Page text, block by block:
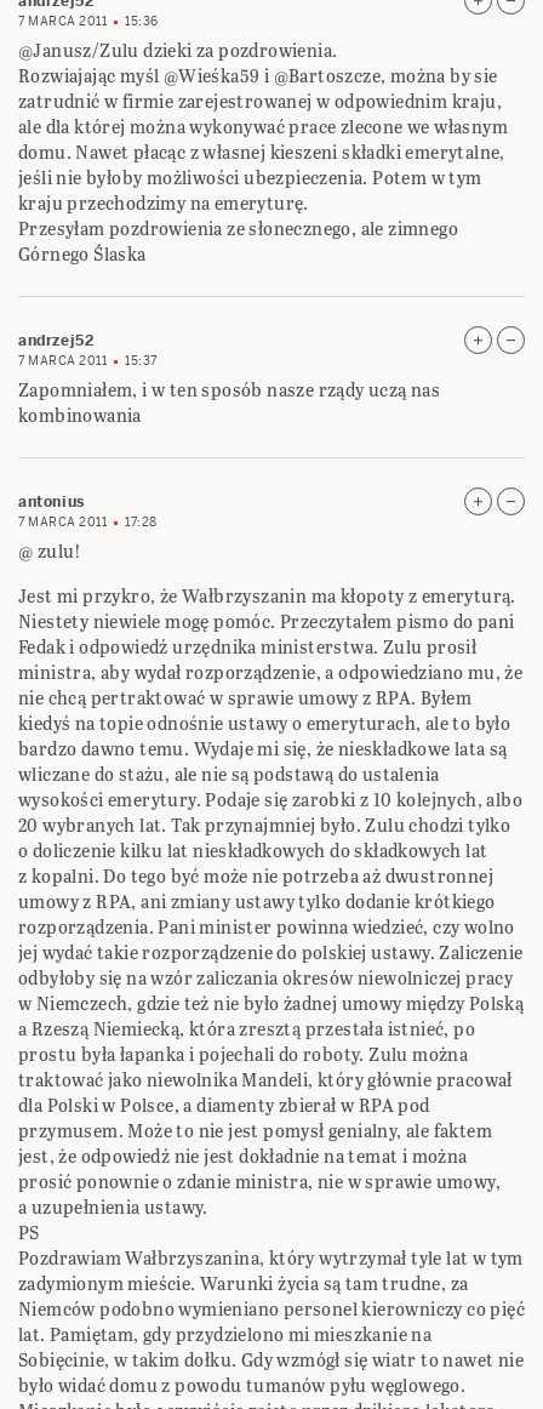
7 MARCA 2011 15:36
@Janusz/Zulu dzieki za pozdrowienia.
Rozwiajając myśl @Wieśka59 i @Bartoszcze, można by sie
zatrudnić w firmie zarejestrowanej w odpowiednim kraju,
ale dla której można wykonywać prace zlecone we własnym
domu. Nawet płacąc z własnej kieszeni składki emerytalne,
jeśli nie byłoby możliwości ubezpieczenia. Potem w tym
kraju przechodzimy na emeryturę.
Przesyłam pozdrowienia ze słonecznego, ale zimnego
Górnego Ślaska
andrzej52
7 MARCA 2011 15:37
Zapomniałem, i w ten sposób nasze rządy uczą nas
kombinowania
antonius
7 MARCA 2011 17:28
@ zulu!
Jest mi przykro, że Wałbrzyszanin ma kłopoty z emeryturą.
Niestety niewiele mogę pomóc. Przeczytałem pismo do pani
Fedak i odpowiedź urzędnika ministerstwa. Zulu prosił
ministra, aby wydał rozporządzenie, a odpowiedziano mu, że
nie chcą pertraktować w sprawie umowy z RPA. Byłem
kiedyś na topie odnośnie ustawy o emeryturach, ale to było
bardzo dawno temu. Wydaje mi się, że nieskładkowe lata są
wliczane do stażu, ale nie są podstawą do ustalenia
wysokości emerytury. Podaje się zarobki z 10 kolejnych, albo
20 wybranych lat. Tak przynajmniej było. Zulu chodzi tylko
o doliczenie kilku lat nieskładkowych do składkowych lat
z kopalni. Do tego być może nie potrzeba aż dwustronnej
umowy z RPA, ani zmiany ustawy tylko dodanie krótkiego
rozporządzenia. Pani minister powinna wiedzieć, czy wolno
jej wydać takie rozporządzenie do polskiej ustawy. Zaliczenie
odbyłoby się na wzór zaliczania okresów niewolniczej pracy
w Niemczech, gdzie też nie było żadnej umowy między Polską
a Rzeszą Niemiecką, która zresztą przestała istnieć, po
prostu była łapanka i pojechali do roboty. Zulu można
traktować jako niewolnika Mandeli, który głównie pracował
dla Polski w Polsce, a diamenty zbierał w RPA pod
przymusem. Może to nie jest pomysł genialny, ale faktem
jest, że odpowiedź nie jest dokładnie na temat i można
prosić ponownie o zdanie ministra, nie w sprawie umowy,
a uzupełnienia ustawy.
PS
Pozdrawiam Wałbrzyszanina, który wytrzymał tyle lat w tym
zadymionym mieście. Warunki życia są tam trudne, za
Niemców podobno wymieniano personel kierowniczy co pięć
lat. Pamiętam, gdy przydzielono mi mieszkanie na
Sobięcinie, w takim dołku. Gdy wzmógł się wiatr to nawet nie
było widać domu z powodu tumanów pyłu węglowego.